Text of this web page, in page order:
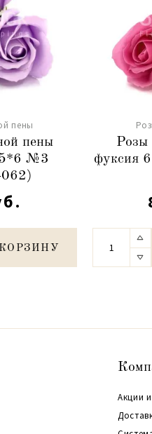
пены
пены
№3
Розы
фуксия
Акции